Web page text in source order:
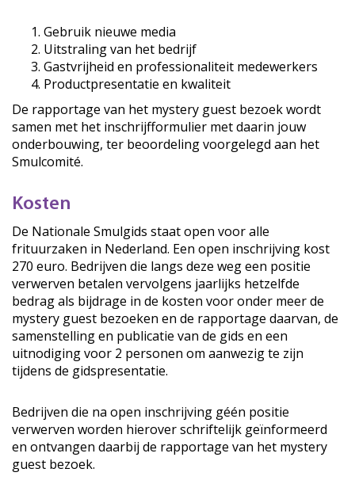
Gebruik nieuwe media
Uitstraling van het bedrijf
Gastvrijheid en professionaliteit medewerkers
Productpresentatie en kwaliteit
De rapportage van het mystery guest bezoek wordt
samen met het inschrijfformulier met daarin jouw
onderbouwing, ter beoordeling voorgelegd aan het
Smulcomité.
Kosten
De Nationale Smulgids staat open voor alle
frituurzaken in Nederland. Een open inschrijving kost
270 euro. Bedrijven die langs deze weg een positie
verwerven betalen vervolgens jaarlijks hetzelfde
bedrag als bijdrage in de kosten voor onder meer de
mystery guest bezoeken en de rapportage daarvan, de
samenstelling en publicatie van de gids en een
uitnodiging voor 2 personen om aanwezig te zijn
tijdens de gidspresentatie.
Bedrijven die na open inschrijving géén positie
verwerven worden hierover schriftelijk geïnformeerd
en ontvangen daarbij de rapportage van het mystery
guest bezoek.